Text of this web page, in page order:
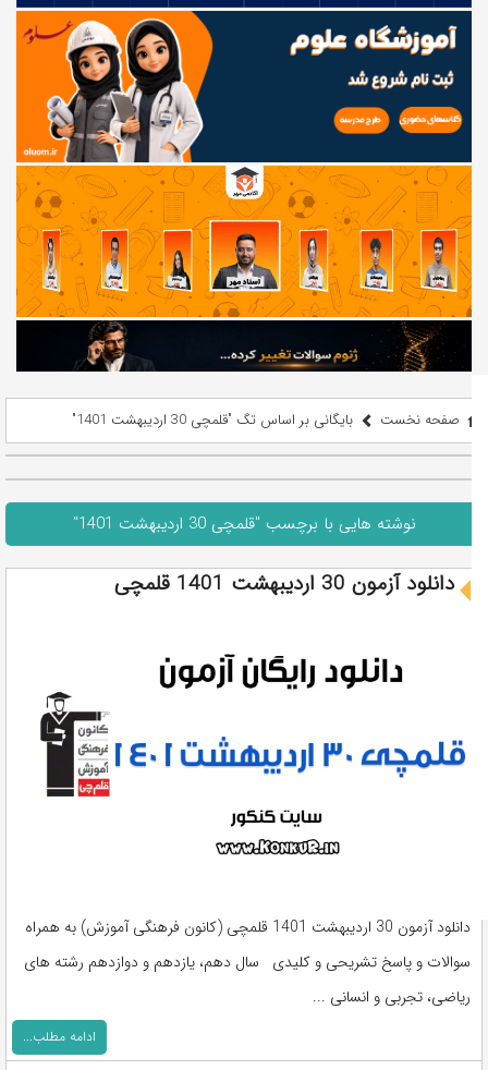
صفحه نخست بایگانی بر اساس تگ "قلمچی 30 اردیبهشت 1401"
نوشته هایی با برچسب "قلمچی 30 اردیبهشت 1401"
دانلود آزمون 30 اردیبهشت 1401 قلمچی
دانلود آزمون 30 اردیبهشت 1401 قلمچی (کانون فرهنگی آموزش) به همراه
سوالات و پاسخ تشریحی و کلیدی سال دهم، یازدهم و دوازدهم رشته های
ریاضی، تجربی و انسانی ...
ادامه مطلب...